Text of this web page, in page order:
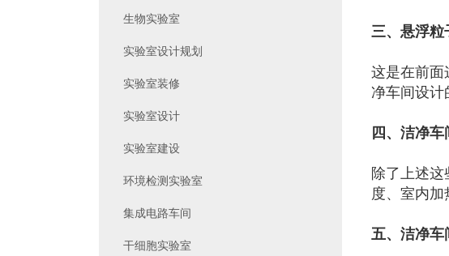
三、悬浮粒
这是在前面
净车间设计
四、洁净
除了上述
度、室内加
五、洁净车
生物实验室
实验室设计规划
实验室装修
实验室设计
实验室建设
环境检测实验室
集成电路车间
干细胞实验室